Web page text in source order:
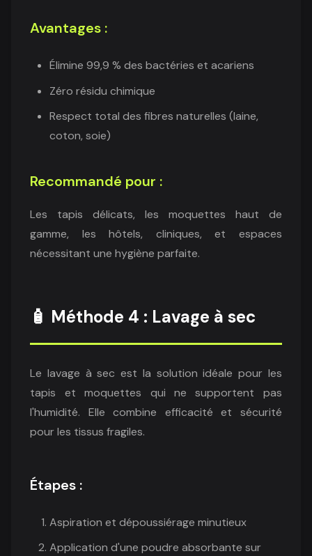
Avantages :
Élimine 99,9 % des bactéries et acariens
Zéro résidu chimique
Respect total des fibres naturelles (laine,
coton, soie)
Recommandé pour :
Les tapis délicats, les moquettes haut de
gamme, les hôtels, cliniques, et espaces
nécessitant une hygiène parfaite.
🧴 Méthode 4 : Lavage à sec
Le lavage à sec est la solution idéale pour les
tapis et moquettes qui ne supportent pas
l'humidité. Elle combine efficacité et sécurité
pour les tissus fragiles.
Étapes :
Aspiration et dépoussiérage minutieux
Application d'une poudre absorbante sur